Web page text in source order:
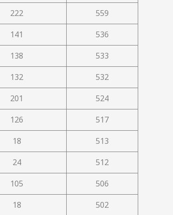
222
559
141
536
138
533
132
532
201
524
126
517
18
513
24
512
105
506
18 502